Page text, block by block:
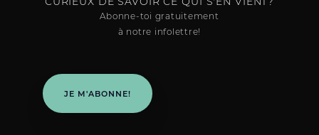
Abonne-toi gratuitement
à notre infolettre!
JE M'ABONNE!